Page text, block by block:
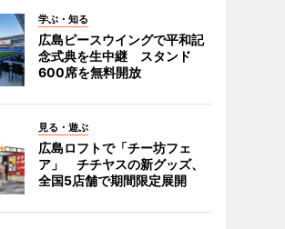
学ぶ・知る
広島ピースウイングで平和記
念式典を生中継 スタンド
600席を無料開放
見る・遊ぶ
広島ロフトで「チー坊フェ
ア」 チチヤスの新グッズ、
全国5店舗で期間限定展開